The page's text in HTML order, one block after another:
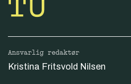
Ansvarlig redaktør
Kristina Fritsvold Nilsen